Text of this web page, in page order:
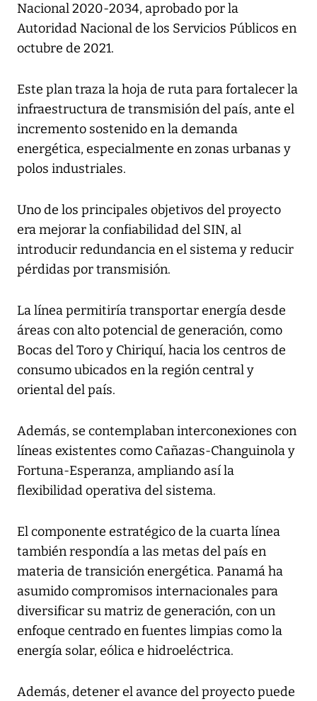
Nacional 2020-2034, aprobado por la
Autoridad Nacional de los Servicios Públicos en
octubre de 2021.
Este plan traza la hoja de ruta para fortalecer la
infraestructura de transmisión del país, ante el
incremento sostenido en la demanda
energética, especialmente en zonas urbanas y
polos industriales.
Uno de los principales objetivos del proyecto
era mejorar la confiabilidad del SIN, al
introducir redundancia en el sistema y reducir
pérdidas por transmisión.
La línea permitiría transportar energía desde
áreas con alto potencial de generación, como
Bocas del Toro y Chiriquí, hacia los centros de
consumo ubicados en la región central y
oriental del país.
Además, se contemplaban interconexiones con
líneas existentes como Cañazas-Changuinola y
Fortuna-Esperanza, ampliando así la
flexibilidad operativa del sistema.
El componente estratégico de la cuarta línea
también respondía a las metas del país en
materia de transición energética. Panamá ha
asumido compromisos internacionales para
diversificar su matriz de generación, con un
enfoque centrado en fuentes limpias como la
energía solar, eólica e hidroeléctrica.
Además, detener el avance del proyecto puede